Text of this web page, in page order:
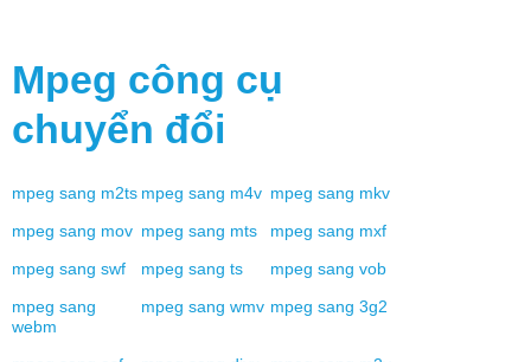
Mpeg công cụ
chuyển đổi
mpeg sang m2ts mpeg sang m4v mpeg sang mkv
mpeg sang mov mpeg sang mts mpeg sang mxf
mpeg sang swf mpeg sang ts mpeg sang vob
mpeg sang
webm
mpeg sang wmv mpeg sang 3g2